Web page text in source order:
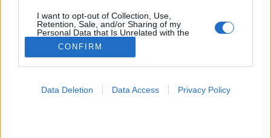
I want to opt-out of Collection, Use,
Retention, Sale, and/or Sharing of my
Personal Data that Is Unrelated with the
Purposes for which it was collected.
Opted Out
CONFIRM
Data Deletion Data Access Privacy Policy